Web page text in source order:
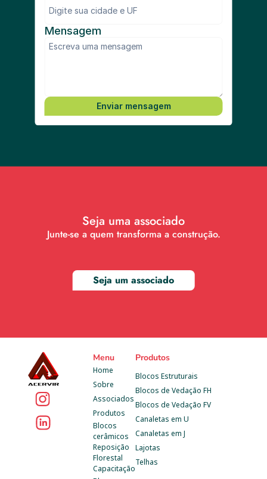
Menu
Home
Sobre
Associados
Produtos
Blocos
cerâmicos
Reposição
Florestal
Capacitação
Produtos
Blocos Estruturais
Blocos de Vedação FH
Blocos de Vedação FV
Canaletas em U
Canaletas em J
Lajotas
Telhas
Mensagem
Enviar mensagem
Seja uma associado
Junte-se a quem transforma a construção.
Seja um associado